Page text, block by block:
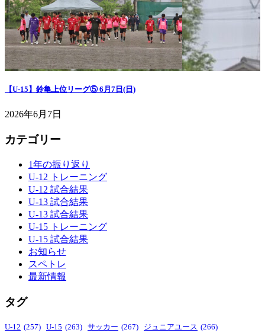
【U-15】鈴亀上位リーグ⑤ 6月7日(日)
2026年6月7日
カテゴリー
1年の振り返り
U-12 トレーニング
U-12 試合結果
U-13 試合結果
U-13 試合結果
U-15 トレーニング
U-15 試合結果
お知らせ
スペトレ
最新情報
タグ
U-12 (257) U-15 (263) サッカー (267) ジュニアユース (266)